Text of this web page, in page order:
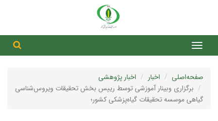
صفحه‌اصلی اخبار
اخبار پژوهشی
برگزاری وبینار آموزشی توسط رییس بخش تحقیقات ویروس‌شناسی
گیاهی موسسه تحقیقات گیاه‌پزشکی کشور؛